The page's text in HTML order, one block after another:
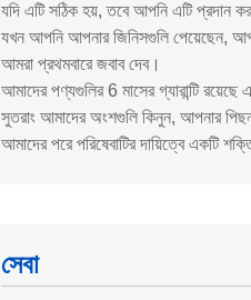
যদি এটি সঠিক হয়, তবে আপনি এটি প্রদান
যখন আপনি আপনার জিনিসগুলি পেয়েছেন,
আমরা প্রথমবারে জবাব দেব।
আমাদের পণ্যগুলির 6 মাসের গ্যারান্টি
সুতরাং আমাদের অংশগুলি কিনুন, আপনার
আমাদের পরে পরিষেবাটির দায়িত্বে একটি
সেবা